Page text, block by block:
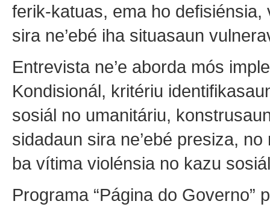
ferik-katuas, ema ho
sira ne’ebé iha situasaun
Entrevista ne’e aborda mós
Kondisionál, kritériu
sosiál no umanitáriu,
sidadaun sira ne’ebé presiza,
ba vítima violénsia no kazu
Programa “Página do Governo”